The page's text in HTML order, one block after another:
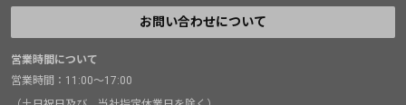
お問い合わせについて
営業時間について
営業時間：11:00～17:00